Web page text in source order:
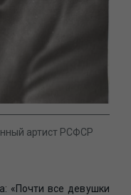
артист РСФСР
«Почти все девушки